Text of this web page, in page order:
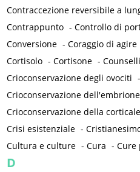
Contraccezione reversibile a
Contrappunto -Controllo di
Conversione -Coraggio di agire
Cortisolo -Cortisone -
Crioconservazione degli ovociti -
Crioconservazione dell'embrione
Crioconservazione della
Crisi esistenziale -
Cultura e culture -Cura -Cure
D